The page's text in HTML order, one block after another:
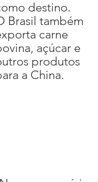
destino.
Brasil também
carne
açúcar e
produtos
a China.